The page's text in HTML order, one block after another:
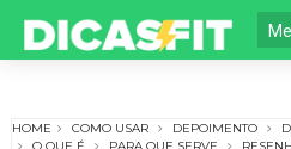
HOME COMO USAR DEPOIMENTO